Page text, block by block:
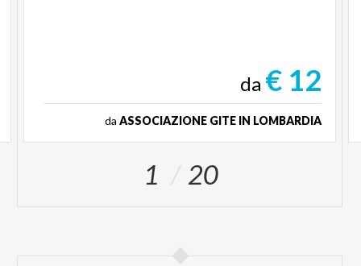
da € 12
da ASSOCIAZIONE GITE IN LOMBARDIA
1 20